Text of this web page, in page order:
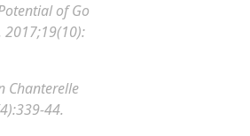
of Go
2017;19(10):
Chanterelle
44.